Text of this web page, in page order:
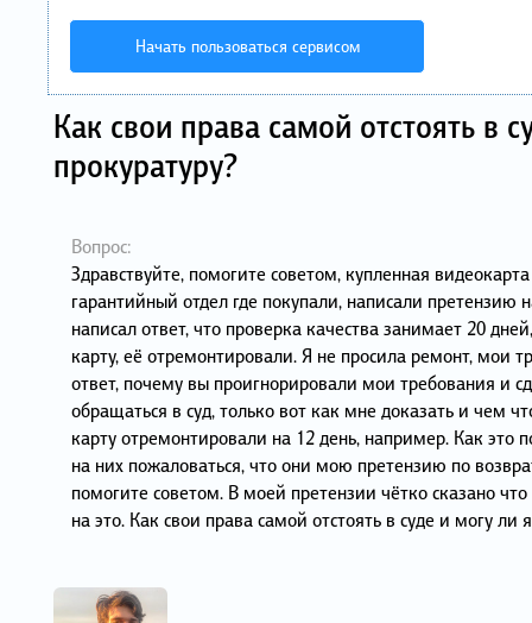
Начать пользоваться сервисом
Как свои права самой отстоять в
прокуратуру?
Вопрос:
Здравствуйте, помогите советом, купленная
гарантийный отдел где покупали, написали претензию
написал ответ, что проверка качества занимает 20
карту, её отремонтировали. Я не просила ремонт, мои
ответ, почему вы проигнорировали мои требования и
обращаться в суд, только вот как мне доказать и чем
карту отремонтировали на 12 день, например. Как это
на них пожаловаться, что они мою претензию по
помогите советом. В моей претензии чётко сказано
на это. Как свои права самой отстоять в суде и могу ли